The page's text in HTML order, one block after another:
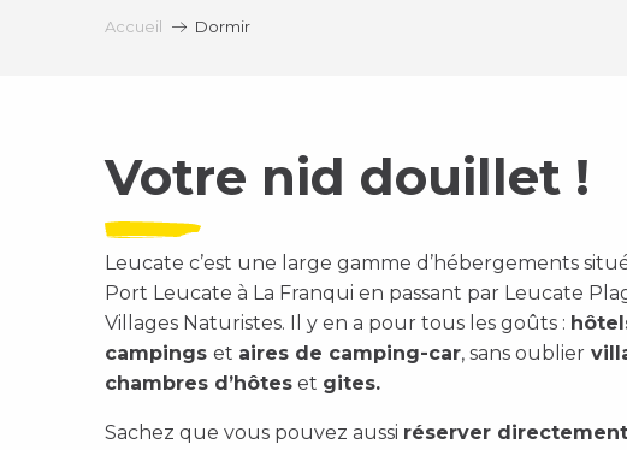
Accueil Dormir
Votre nid douillet !
Leucate c’est une large gamme d’hébergements
Port Leucate à La Franqui en passant par Leucate
Villages Naturistes. Il y en a pour tous les goûts :
campings et aires de camping-car, sans oublier
chambres d’hôtes et gites.
Sachez que vous pouvez aussi réserver